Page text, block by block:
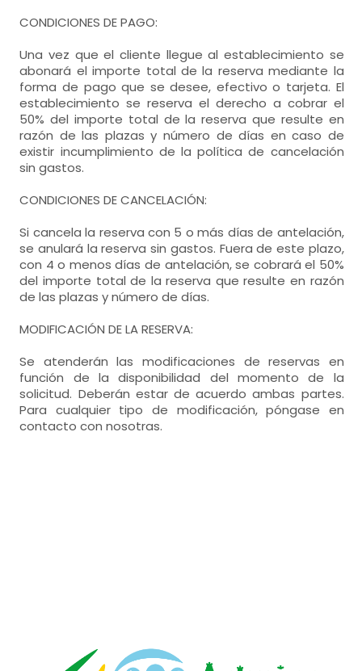
CONDICIONES DE PAGO:
Una vez que el cliente llegue al establecimiento se
abonará el importe total de la reserva mediante la
forma de pago que se desee, efectivo o tarjeta. El
establecimiento se reserva el derecho a cobrar el
50% del importe total de la reserva que resulte en
razón de las plazas y número de días en caso de
existir incumplimiento de la política de cancelación
sin gastos.
CONDICIONES DE CANCELACIÓN:
Si cancela la reserva con 5 o más días de antelación,
se anulará la reserva sin gastos. Fuera de este plazo,
con 4 o menos días de antelación, se cobrará el 50%
del importe total de la reserva que resulte en razón
de las plazas y número de días.
MODIFICACIÓN DE LA RESERVA:
Se atenderán las modificaciones de reservas en
función de la disponibilidad del momento de la
solicitud. Deberán estar de acuerdo ambas partes.
Para cualquier tipo de modificación, póngase en
contacto con nosotras.